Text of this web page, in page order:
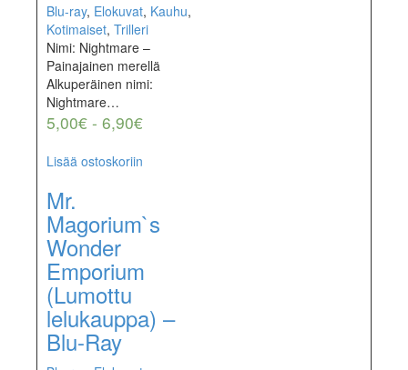
Blu-ray, Elokuvat, Kauhu,
Kotimaiset, Trilleri
Nimi: Nightmare –
Painajainen merellä
Alkuperäinen nimi:
Nightmare…
5,00€ - 6,90€
Lisää ostoskoriin
Mr.
Magorium`s
Wonder
Emporium
(Lumottu
lelukauppa) –
Blu-Ray